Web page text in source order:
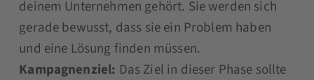
deinem Unternehmen gehört. Sie werden sich
gerade bewusst, dass sie ein Problem haben
und eine Lösung finden müssen.
Kampagnenziel: Das Ziel in dieser Phase sollte